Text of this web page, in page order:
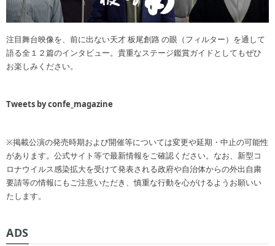
注目舞台映像を、前に出ない天才 板尾創路 の眼（フィルター）を通して
語る全１２篇のインタビュー。貴重なステージ鑑賞ガイドとしてもぜひ
お楽しみください。
Tweets by confe_magazine
※掲載公演の発売時期および開催等については変更や延期・中止の可能性
があります。公式サイト等で最新情報をご確認ください。なお、新型コ
ロナウイルス感染拡大を受けて発表される政府や自治体からの外出自粛
要請等の情報にもご注意いただき、慎重な行動を心がけるようお願いい
たします。
ADS